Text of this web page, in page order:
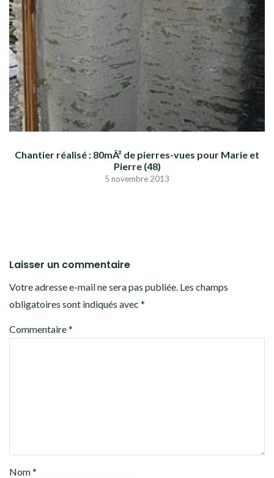
Chantier réalisé : 80mÂ² de pierres-vues pour Marie et
Pierre (48)
5 novembre 2013
Laisser un commentaire
Votre adresse e-mail ne sera pas publiée. Les champs
obligatoires sont indiqués avec *
Commentaire*
Nom*